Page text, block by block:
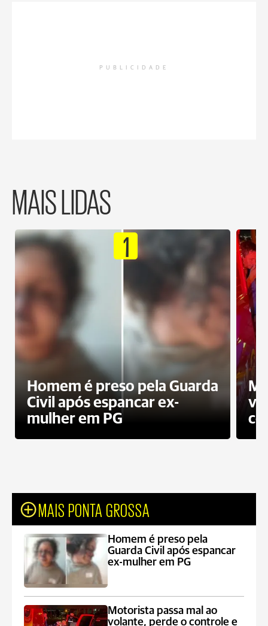
PUBLICIDADE
MAIS LIDAS
1
Homem é preso pela Guarda
Civil após espancar ex-
mulher em PG
MAIS PONTA GROSSA
Homem é preso pela
Guarda Civil após espancar
ex-mulher em PG
Motorista passa mal ao
volante, perde o controle e